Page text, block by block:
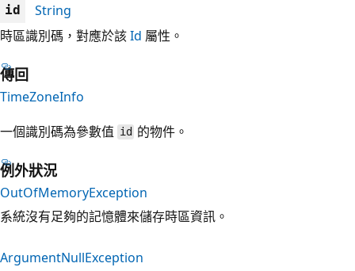
id
String
時區識別碼，對應於該Id 屬性。
傳回
TimeZoneInfo
一個識別碼為參數值 id 的物件。
例外狀況
OutOfMemoryException
系統沒有足夠的記憶體來儲存時區資訊。
ArgumentNullException